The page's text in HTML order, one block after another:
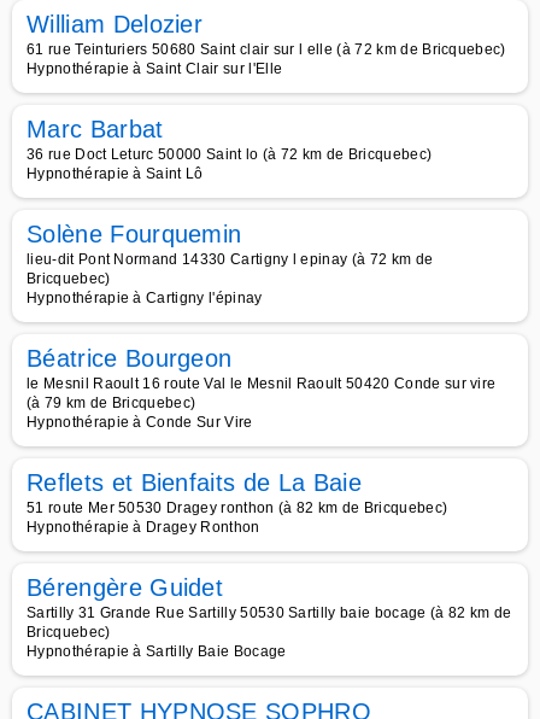
William Delozier
61 rue Teinturiers 50680 Saint clair sur l elle (à 72 km de Bricquebec)
Hypnothérapie à Saint Clair sur l'Elle
Marc Barbat
36 rue Doct Leturc 50000 Saint lo (à 72 km de Bricquebec)
Hypnothérapie à Saint Lô
Solène Fourquemin
lieu-dit Pont Normand 14330 Cartigny l epinay (à 72 km de
Bricquebec)
Hypnothérapie à Cartigny l'épinay
Béatrice Bourgeon
le Mesnil Raoult 16 route Val le Mesnil Raoult 50420 Conde sur vire
(à 79 km de Bricquebec)
Hypnothérapie à Conde Sur Vire
Reflets et Bienfaits de La Baie
51 route Mer 50530 Dragey ronthon (à 82 km de Bricquebec)
Hypnothérapie à Dragey Ronthon
Bérengère Guidet
Sartilly 31 Grande Rue Sartilly 50530 Sartilly baie bocage (à 82 km de
Bricquebec)
Hypnothérapie à Sartilly Baie Bocage
CABINET HYPNOSE SOPHRO